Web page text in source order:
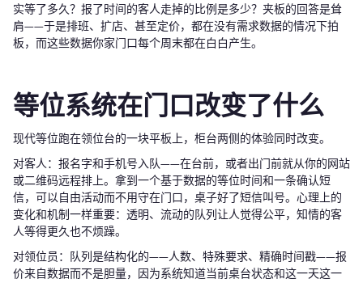
实等了多久？报了时间的客人走掉的比例是多少？夹板的回答是耸
肩——于是排班、扩店、甚至定价，都在没有需求数据的情况下拍
板，而这些数据你家门口每个周末都在白白产生。
等位系统在门口改变了什么
现代等位跑在领位台的一块平板上，柜台两侧的体验同时改变。
对客人：报名字和手机号入队——在台前，或者出门前就从你的网站
或二维码远程排上。拿到一个基于数据的等位时间和一条确认短
信，可以自由活动而不用守在门口，桌子好了短信叫号。心理上的
变化和机制一样重要：透明、流动的队列让人觉得公平，知情的客
人等得更久也不烦躁。
对领位员：队列是结构化的——人数、特殊要求、精确时间戳——报
价来自数据而不是胆量，因为系统知道当前桌台状态和这一天这一